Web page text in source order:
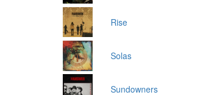
Rise
Solas
Sundowners